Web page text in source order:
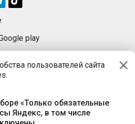
пользователей сайта
«Только обязательные
Яндекс, в том числе
play
«ПРАЦА БАЙ»
г. Минск, пр-т Независимости